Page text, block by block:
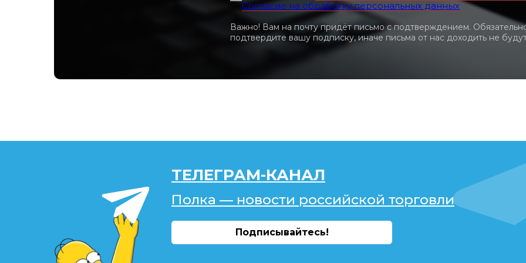
Согласие на обработку персональных данных
Важно! Вам на почту придёт письмо с подтверждением.
подтвердите вашу подписку, иначе письма от нас доходить не
ТЕЛЕГРАМ-КАНАЛ
Полка — новости российской торговли
Подписывайтесь!